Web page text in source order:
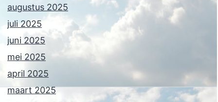
augustus 2025
juli 2025
juni 2025
mei 2025
april 2025
maart 2025